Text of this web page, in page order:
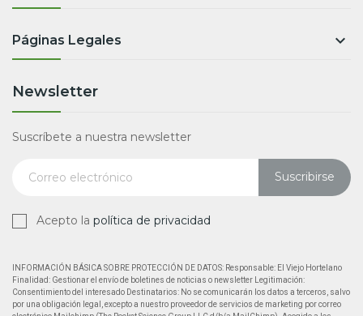
Páginas Legales 
Newsletter
Suscríbete a nuestra newsletter
Suscribirse
Acepto la política de privacidad
INFORMACIÓN BÁSICA SOBRE PROTECCIÓN DE DATOS: Responsable: El Viejo Hortelano
Finalidad: Gestionar el envío de boletines de noticias o newsletter Legitimación:
Consentimiento del interesado Destinatarios: No se comunicarán los datos a terceros, salvo
por una obligación legal, excepto a nuestro proveedor de servicios de marketing por correo